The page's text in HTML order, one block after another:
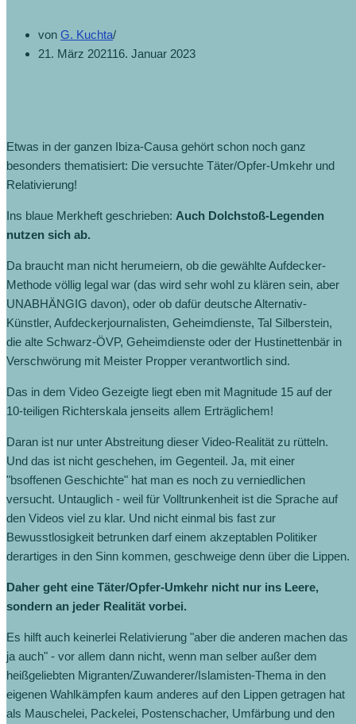
von G. Kuchta
21. März 202116. Januar 2023
Etwas in der ganzen Ibiza-Causa gehört schon noch ganz
besonders thematisiert: Die versuchte Täter/Opfer-Umkehr und
Relativierung!
Ins blaue Merkheft geschrieben: Auch Dolchstoß-Legenden
nutzen sich ab.
Da braucht man nicht herumeiern, ob die gewählte Aufdecker-
Methode völlig legal war (das wird sehr wohl zu klären sein, aber
UNABHÄNGIG davon), oder ob dafür deutsche Alternativ-
Künstler, Aufdeckerjournalisten, Geheimdienste, Tal Silberstein,
die alte Schwarz-ÖVP, Geheimdienste oder der Hustinettenbär in
Verschwörung mit Meister Propper verantwortlich sind.
Das in dem Video Gezeigte liegt eben mit Magnitude 15 auf der
10-teiligen Richterskala jenseits allem Erträglichem!
Daran ist nur unter Abstreitung dieser Video-Realität zu rütteln.
Und das ist nicht geschehen, im Gegenteil. Ja, mit einer
"bsoffenen Geschichte" hat man es noch zu verniedlichen
versucht. Untauglich - weil für Volltrunkenheit ist die Sprache auf
den Videos viel zu klar. Und nicht einmal bis fast zur
Bewusstlosigkeit betrunken darf einem akzeptablen Politiker
derartiges in den Sinn kommen, geschweige denn über die Lippen.
Daher geht eine Täter/Opfer-Umkehr nicht nur ins Leere,
sondern an jeder Realität vorbei.
Es hilft auch keinerlei Relativierung "aber die anderen machen das
ja auch" - vor allem dann nicht, wenn man selber außer dem
heißgeliebten Migranten/Zuwanderer/Islamisten-Thema in den
eigenen Wahlkämpfen kaum anderes auf den Lippen getragen hat
als Mauschelei, Packelei, Postenschacher, Umfärbung und den